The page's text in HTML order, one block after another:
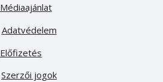
Médiaajánlat
Előfizetés
Adatvédelem
Szerzői jogok